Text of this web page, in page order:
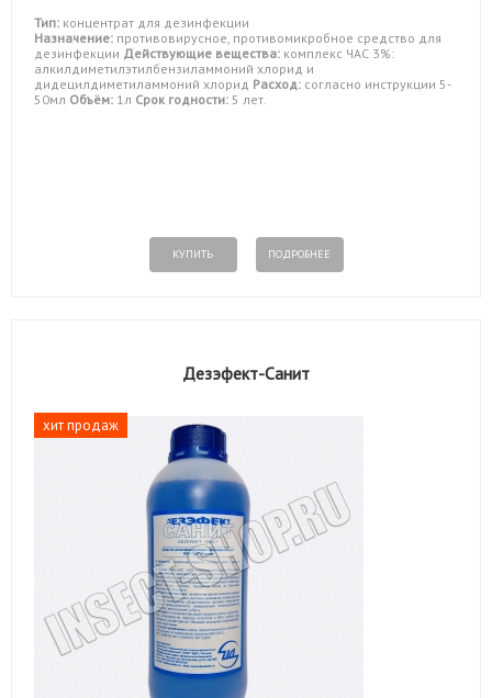
Тип: концентрат для дезинфекции
Назначение: противовирусное, противомикробное средство для
дезинфекции Действующие вещества: комплекс ЧАС 3%:
алкилдиметилэтилбензиламмоний хлорид и
дидецилдиметиламмоний хлорид Расход: согласно инструкции 5-
50мл Объём: 1л Срок годности: 5 лет.
КУПИТЬ ПОДРОБНЕЕ
Дезэфект-Санит
хит продаж